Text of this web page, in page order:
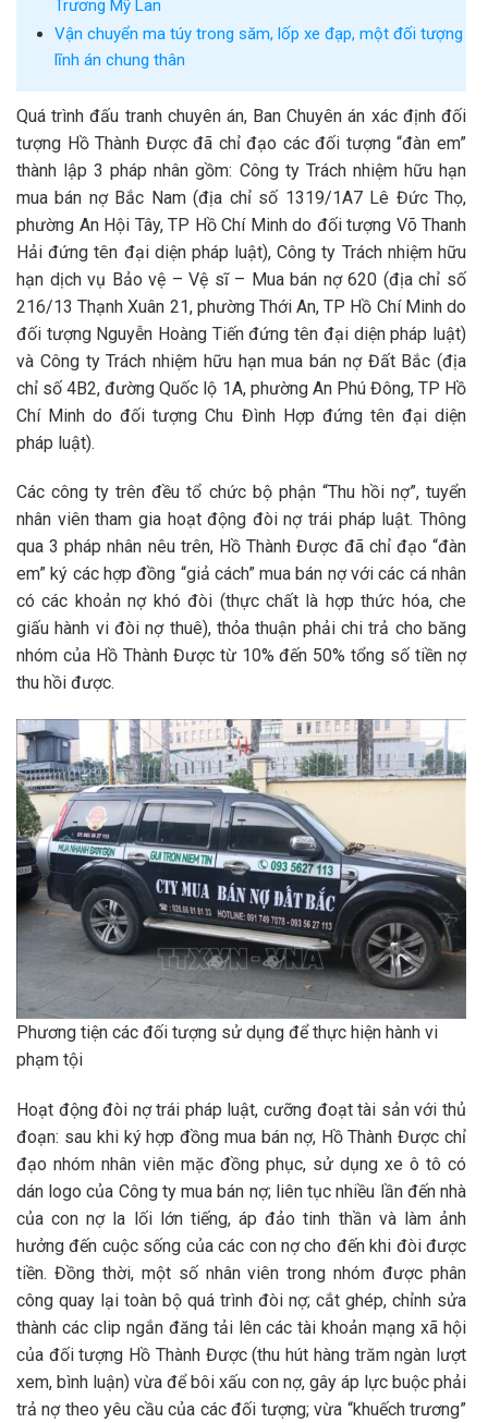
Trương Mỹ Lan
Vận chuyển ma túy trong săm, lốp xe đạp, một đối tượng
lĩnh án chung thân
Quá trình đấu tranh chuyên án, Ban Chuyên án xác định đối
tượng Hồ Thành Được đã chỉ đạo các đối tượng “đàn em”
thành lập 3 pháp nhân gồm: Công ty Trách nhiệm hữu hạn
mua bán nợ Bắc Nam (địa chỉ số 1319/1A7 Lê Đức Thọ,
phường An Hội Tây, TP Hồ Chí Minh do đối tượng Võ Thanh
Hải đứng tên đại diện pháp luật), Công ty Trách nhiệm hữu
hạn dịch vụ Bảo vệ – Vệ sĩ – Mua bán nợ 620 (địa chỉ số
216/13 Thạnh Xuân 21, phường Thới An, TP Hồ Chí Minh do
đối tượng Nguyễn Hoàng Tiến đứng tên đại diện pháp luật)
và Công ty Trách nhiệm hữu hạn mua bán nợ Đất Bắc (địa
chỉ số 4B2, đường Quốc lộ 1A, phường An Phú Đông, TP Hồ
Chí Minh do đối tượng Chu Đình Hợp đứng tên đại diện
pháp luật).
Các công ty trên đều tổ chức bộ phận “Thu hồi nợ”, tuyển
nhân viên tham gia hoạt động đòi nợ trái pháp luật. Thông
qua 3 pháp nhân nêu trên, Hồ Thành Được đã chỉ đạo “đàn
em” ký các hợp đồng “giả cách” mua bán nợ với các cá nhân
có các khoản nợ khó đòi (thực chất là hợp thức hóa, che
giấu hành vi đòi nợ thuê), thỏa thuận phải chi trả cho băng
nhóm của Hồ Thành Được từ 10% đến 50% tổng số tiền nợ
thu hồi được.
Phương tiện các đối tượng sử dụng để thực hiện hành vi
phạm tội
Hoạt động đòi nợ trái pháp luật, cưỡng đoạt tài sản với thủ
đoạn: sau khi ký hợp đồng mua bán nợ, Hồ Thành Được chỉ
đạo nhóm nhân viên mặc đồng phục, sử dụng xe ô tô có
dán logo của Công ty mua bán nợ; liên tục nhiều lần đến nhà
của con nợ la lối lớn tiếng, áp đảo tinh thần và làm ảnh
hưởng đến cuộc sống của các con nợ cho đến khi đòi được
tiền. Đồng thời, một số nhân viên trong nhóm được phân
công quay lại toàn bộ quá trình đòi nợ; cắt ghép, chỉnh sửa
thành các clip ngắn đăng tải lên các tài khoản mạng xã hội
của đối tượng Hồ Thành Được (thu hút hàng trăm ngàn lượt
xem, bình luận) vừa để bôi xấu con nợ, gây áp lực buộc phải
trả nợ theo yêu cầu của các đối tượng; vừa “khuếch trương”